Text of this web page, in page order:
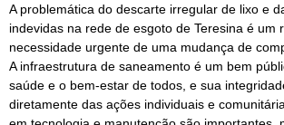
A problemática do descarte irregular de lixo e
indevidas na rede de esgoto de Teresina é um
necessidade urgente de uma mudança de
A infraestrutura de saneamento é um bem
saúde e o bem-estar de todos, e sua
diretamente das ações individuais e